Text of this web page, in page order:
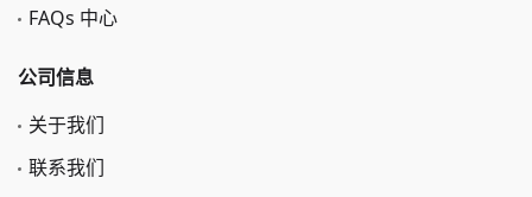
FAQs 中心
公司信息
关于我们
联系我们